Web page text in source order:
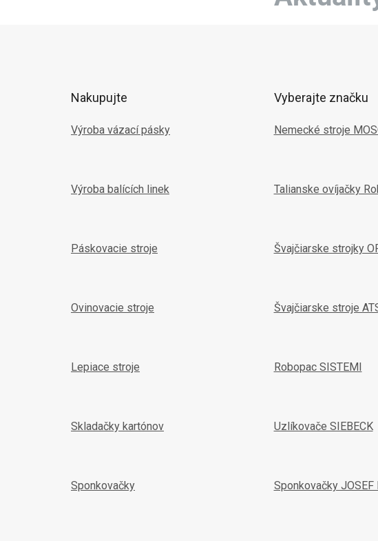
Nakupujte
Výroba vázací pásky
Výroba balících linek
Páskovacie stroje
Ovinovacie stroje
Lepiace stroje
Skladačky kartónov
Sponkovačky
Vyberajte značku
Nemecké stroje
Talianske ovíjačky
Švajčiarske strojky
Švajčiarske stroje
Robopac SISTEMI
Uzlíkovače SIEBECK
Sponkovačky JOSEF